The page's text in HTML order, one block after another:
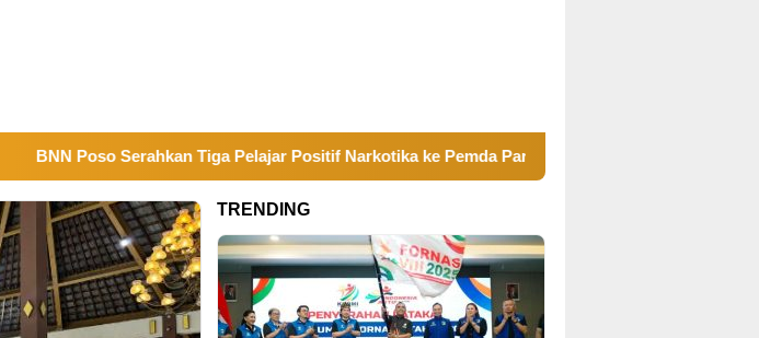
Poso Serahkan Tiga Pelajar Positif Narkotika ke Pemda Parimo
TRENDING